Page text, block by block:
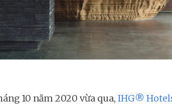
10 năm 2020 vừa qua, IHG®